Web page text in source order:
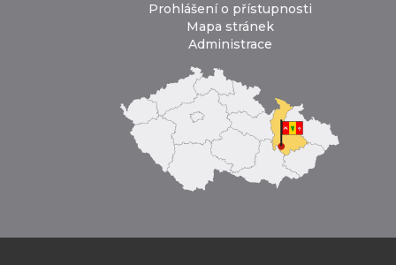
Prohlášení o přístupnosti
Mapa stránek
Administrace